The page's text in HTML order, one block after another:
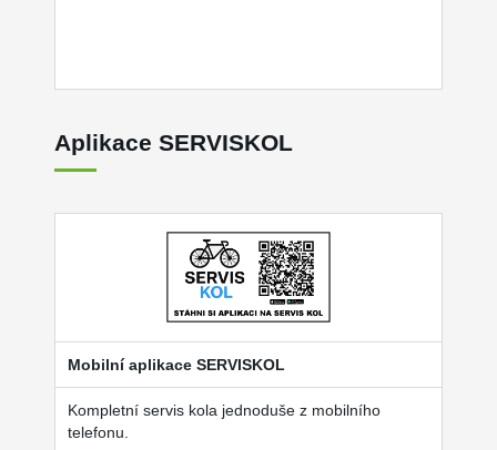
Aplikace SERVISKOL
Mobilní aplikace SERVISKOL
Kompletní servis kola jednoduše z mobilního
telefonu.